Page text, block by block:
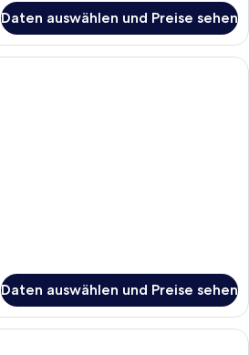
Daten auswählen und Preise sehen
Ein Hotelzimmer mit zwei Betten,
Daten auswählen und Preise sehen
Ein Hotelzimmer mit einem Bett,